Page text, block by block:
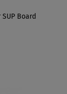
SUP Board